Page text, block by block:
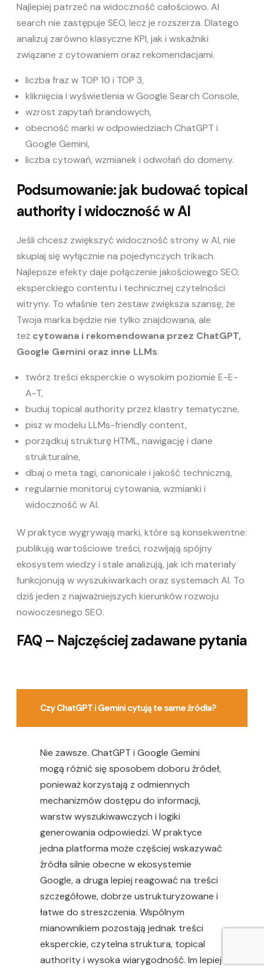
Najlepiej patrzeć na widoczność całościowo. AI
search nie zastępuje SEO, lecz je rozszerza. Dlatego
analizuj zarówno klasyczne KPI, jak i wskaźniki
związane z cytowaniem oraz rekomendacjami.
liczba fraz w TOP 10 i TOP 3,
kliknięcia i wyświetlenia w Google Search Console,
wzrost zapytań brandowych,
obecność marki w odpowiedziach ChatGPT i
Google Gemini,
liczba cytowań, wzmianek i odwołań do domeny.
Podsumowanie: jak budować topical
authority i widoczność w AI
Jeśli chcesz zwiększyć widoczność strony w AI, nie
skupiaj się wyłącznie na pojedynczych trikach.
Najlepsze efekty daje połączenie jakościowego SEO,
eksperckiego contentu i technicznej czytelności
witryny. To właśnie ten zestaw zwiększa szansę, że
Twoja marka będzie nie tylko znajdowana, ale
też cytowana i rekomendowana przez ChatGPT,
Google Gemini oraz inne LLMs.
twórz treści eksperckie o wysokim poziomie E-E-
A-T,
buduj topical authority przez klastry tematyczne,
pisz w modelu LLMs-friendly content,
porządkuj strukturę HTML, nawigację i dane
strukturalne,
dbaj o meta tagi, canonicale i jakość techniczną,
regularnie monitoruj cytowania, wzmianki i
widoczność w AI.
W praktyce wygrywają marki, które są konsekwentne:
publikują wartościowe treści, rozwijają spójny
ekosystem wiedzy i stale analizują, jak ich materiały
funkcjonują w wyszukiwarkach oraz systemach AI. To
dziś jeden z najważniejszych kierunków rozwoju
nowoczesnego SEO.
FAQ – Najczęściej zadawane pytania
Czy ChatGPT i Gemini cytują te same źródła?
Nie zawsze. ChatGPT i Google Gemini
mogą różnić się sposobem doboru źródeł,
ponieważ korzystają z odmiennych
mechanizmów dostępu do informacji,
warstw wyszukiwawczych i logiki
generowania odpowiedzi. W praktyce
jedna platforma może częściej wskazywać
źródła silnie obecne w ekosystemie
Google, a druga lepiej reagować na treści
szczegółowe, dobrze ustrukturyzowane i
łatwe do streszczenia. Wspólnym
mianownikiem pozostają jednak treści
eksperckie, czytelna struktura, topical
authority i wysoka wiarygodność. Im lepiej